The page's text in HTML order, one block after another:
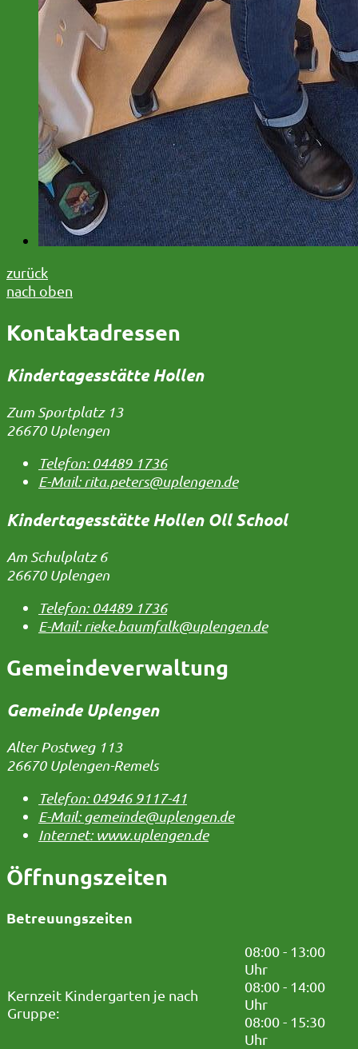
zurück
nach oben
Kontaktadressen
Kindertagesstätte Hollen
Zum Sportplatz 13
26670 Uplengen
Telefon:04489 1736
E-Mail:rita.peters@uplengen.de
Kindertagesstätte Hollen Oll School
Am Schulplatz 6
26670 Uplengen
Telefon:04489 1736
E-Mail:rieke.baumfalk@uplengen.de
Gemeindeverwaltung
Gemeinde Uplengen
Alter Postweg 113
26670 Uplengen-Remels
Telefon:04946 9117-41
E-Mail:gemeinde@uplengen.de
Internet:www.uplengen.de
Öffnungszeiten
Betreuungszeiten
Kernzeit Kindergarten je nach
Gruppe:
08:00 - 13:00
Uhr
08:00 - 14:00
Uhr
08:00 - 15:30
Uhr